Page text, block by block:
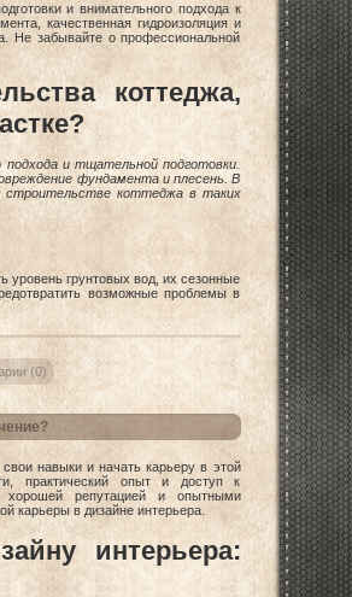
и внимательного подхода к
качественная гидроизоляция и
Не забывайте о профессиональной
коттеджа,
и тщательной подготовки.
фундамента и плесень. В
коттеджа в таких
уровень грунтовых вод, их сезонные
возможные проблемы в
(0)
навыки и начать карьеру в этой
практический опыт и доступ к
хорошей репутацией и опытными
карьеры в дизайне интерьера.
интерьера: